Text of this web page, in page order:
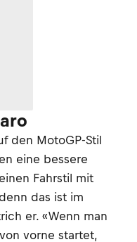
den MotoGP-Stil
eine bessere
Fahrstil mit
das ist im
er. «Wenn man
vorne startet,